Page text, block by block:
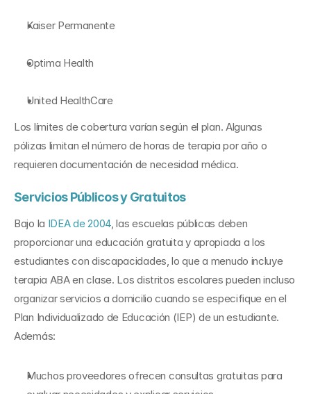
Kaiser Permanente
Optima Health
United HealthCare
Los límites de cobertura varían según el plan. Algunas
pólizas limitan el número de horas de terapia por año o
requieren documentación de necesidad médica.
Servicios Públicos y Gratuitos
Bajo la IDEA de 2004, las escuelas públicas deben
proporcionar una educación gratuita y apropiada a los
estudiantes con discapacidades, lo que a menudo incluye
terapia ABA en clase. Los distritos escolares pueden incluso
organizar servicios a domicilio cuando se especifique en el
Plan Individualizado de Educación (IEP) de un estudiante.
Además:
Muchos proveedores ofrecen consultas gratuitas para